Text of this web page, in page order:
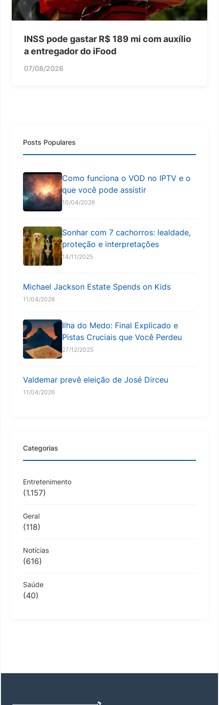
INSS pode gastar R$ 189 mi com auxílio
a entregador do iFood
07/08/2026
Posts Populares
Como funciona o VOD no IPTV e o
que você pode assistir
10/04/2026
Sonhar com 7 cachorros: lealdade,
proteção e interpretações
14/11/2025
Michael Jackson Estate Spends on Kids
11/04/2026
Ilha do Medo: Final Explicado e
Pistas Cruciais que Você Perdeu
27/12/2025
Valdemar prevê eleição de José Dirceu
11/04/2026
Categorias
Entretenimento
(1.157)
Geral
(118)
Notícias
(616)
Saúde
(40)